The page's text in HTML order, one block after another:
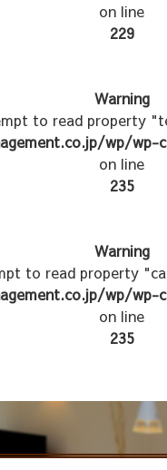
on line
229
Warning
to read property
wp/
on line
235
Warning
to read property
wp/
on line
235